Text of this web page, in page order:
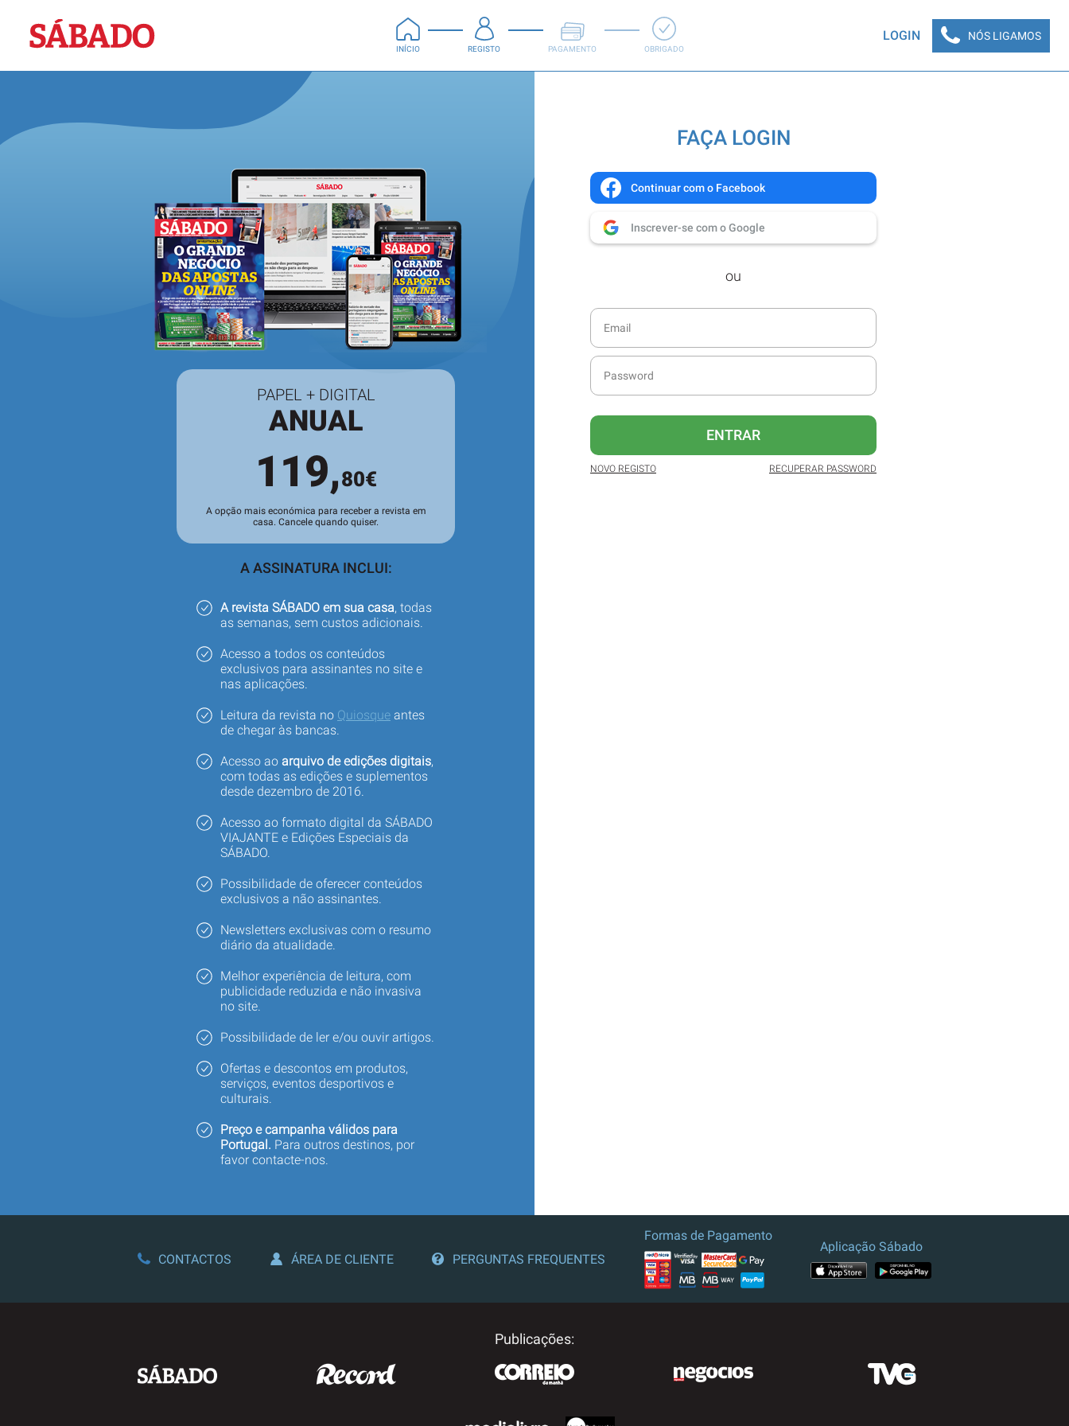
Sábado
INÍCIO REGISTO PAGAMENTO OBRIGADO
LOGIN NÓS LIGAMOS
PAPEL + DIGITAL
ANUAL
119,80€
A opção mais económica para receber a revista em
casa. Cancele quando quiser.
A ASSINATURA INCLUI:
A revista SÁBADO em sua casa, todas
as semanas, sem custos adicionais.
Acesso a todos os conteúdos
exclusivos para assinantes no site e
nas aplicações.
Leitura da revista no Quiosque antes
de chegar às bancas.
Acesso ao arquivo de edições digitais,
com todas as edições e suplementos
desde dezembro de 2016.
Acesso ao formato digital da SÁBADO
VIAJANTE e Edições Especiais da
SÁBADO.
Possibilidade de oferecer conteúdos
exclusivos a não assinantes.
Newsletters exclusivas com o resumo
diário da atualidade.
Melhor experiência de leitura, com
publicidade reduzida e não invasiva
no site.
Possibilidade de ler e/ou ouvir artigos.
Ofertas e descontos em produtos,
serviços, eventos desportivos e
culturais.
Preço e campanha válidos para
Portugal. Para outros destinos, por
favor contacte-nos.
FAÇA LOGIN
Continuar com o Facebook
Inscrever-se com o Google
ou
ENTRAR
NOVO REGISTO RECUPERAR PASSWORD
CONTACTOS ÁREA DE CLIENTE PERGUNTAS FREQUENTES
Formas de Pagamento
Aplicação Sábado
Publicações: